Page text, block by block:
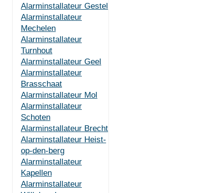
Alarminstallateur Gestel
Alarminstallateur
Mechelen
Alarminstallateur
Turnhout
Alarminstallateur Geel
Alarminstallateur
Brasschaat
Alarminstallateur Mol
Alarminstallateur
Schoten
Alarminstallateur Brecht
Alarminstallateur Heist-
op-den-berg
Alarminstallateur
Kapellen
Alarminstallateur